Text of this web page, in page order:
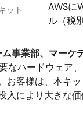
ット
AWSに
ル（税
事業部、マー
なハードウェア
お客様は、本キ
入により大きな